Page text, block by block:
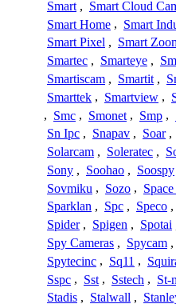
Smart , Smart Cloud
Smart Home , Smart
Smart Pixel , Smart
Smartec , Smarteye ,
Smartiscam , Smartit ,
Smarttek , Smartview ,
, Smc , Smonet , Smp ,
Sn Ipc , Snapav , Soar ,
Solarcam , Soleratec ,
Sony , Soohao , Soospy
Sovmiku , Sozo ,
Sparklan , Spc , Speco ,
Spider , Spigen , Spotai
Spy Cameras , Spycam ,
Spytecinc , Sq11 ,
Sspc , Sst , Sstech , St-
Stadis , Stalwall ,